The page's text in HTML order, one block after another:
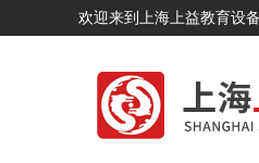
欢迎来到上海上益教育设